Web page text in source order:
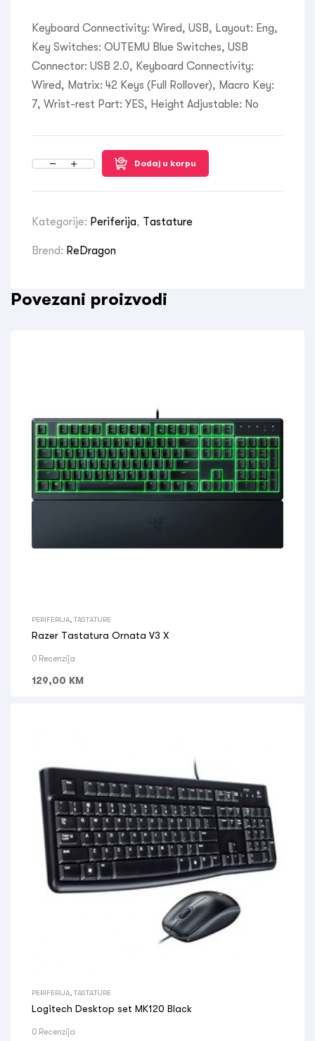
Keyboard Connectivity: Wired, USB, Layout: Eng,
Key Switches: OUTEMU Blue Switches, USB
Connector: USB 2.0, Keyboard Connectivity:
Wired, Matrix: 42 Keys (Full Rollover), Macro Key:
7, Wrist-rest Part: YES, Height Adjustable: No
Dodaj u korpu
Kategorije: Periferija, Tastature
Brend: ReDragon
Povezani proizvodi
PERIFERIJA TASTATURE
Razer Tastatura Ornata V3 X
0 Recenzija
129,00 KM
PERIFERIJA TASTATURE
Logitech Desktop set MK120 Black
0 Recenzija